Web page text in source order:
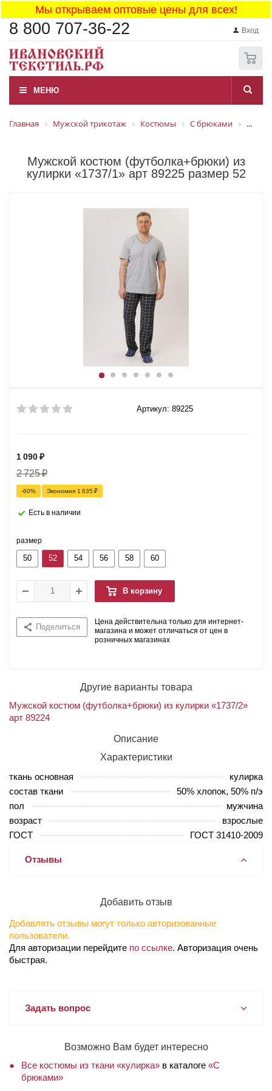
Мы открываем оптовые цены для всех!
8 800 707-36-22 Вход
МЕНЮ
Главная Мужской трикотаж Костюмы С брюками ...
Мужской костюм (футболка+брюки) из
кулирки «1737/1» арт 89225 размер 52
Артикул: 89225
1 090₽
2 725₽
-60% Экономия 1 635 ₽
Есть в наличии
размер
50 52 54 56 58 60
В корзину
Поделиться
Цена действительна только для интернет-
магазина и может отличаться от цен в
розничных магазинах
Другие варианты товара
Мужской костюм (футболка+брюки) из кулирки «1737/2»
арт 89224
Описание
Характеристики
ткань основная
кулирка
состав ткани
50% хлопок, 50% п/э
пол
мужчина
возраст
взрослые
ГОСТ
ГОСТ 31410-2009
Отзывы
Добавить отзыв
Добавлять отзывы могут только авторизованные
пользователи.
Для авторизации перейдите по ссылке. Авторизация очень
быстрая.
Задать вопрос
Возможно Вам будет интересно
Все костюмы из ткани «кулирка» в каталоге «С
брюками»